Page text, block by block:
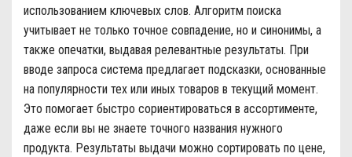
использованием ключевых слов. Алгоритм поиска
учитывает не только точное совпадение, но и синонимы, а
также опечатки, выдавая релевантные результаты. При
вводе запроса система предлагает подсказки, основанные
на популярности тех или иных товаров в текущий момент.
Это помогает быстро сориентироваться в ассортименте,
даже если вы не знаете точного названия нужного
продукта. Результаты выдачи можно сортировать по цене,